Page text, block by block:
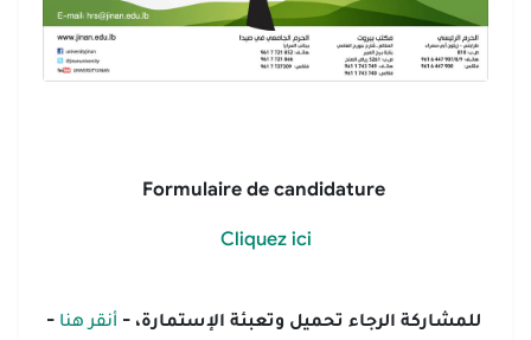
Formulaire de candidature
Cliquez ici
للمشاركة الرجاء تحميل وتعبئة الإستمارة، -أنقر هنا -